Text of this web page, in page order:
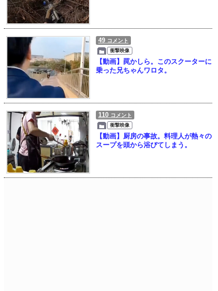
49 コメント
衝撃映像
【動画】罠かしら。このスクーターに
乗った兄ちゃんワロタ。
110 コメント
衝撃映像
【動画】厨房の事故。料理人が熱々の
スープを頭から浴びてしまう。